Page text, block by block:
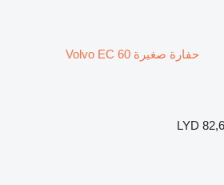
حفارة صغيرة Volvo EC 60
LYD